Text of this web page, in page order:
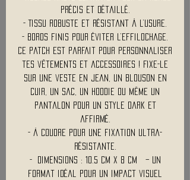
précis et détaillé.
- Tissu robuste et résistant à l’usure.
- Bords finis pour éviter l’effilochage.
Ce patch est parfait pour personnaliser
tes vêtements et accessoires ! Fixe-le
sur une veste en jean, un blouson en
cuir, un sac, un hoodie ou même un
pantalon pour un style dark et
affirmé.
- À coudre pour une fixation ultra-
résistante.
- Dimensions : 10.5 Cm x 8 Cm – un
format idéal pour un impact visuel